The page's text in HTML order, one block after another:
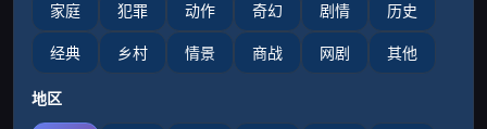
家庭 犯罪 动作 奇幻 剧情 历史
经典 乡村 情景 商战 网剧 其他
地区